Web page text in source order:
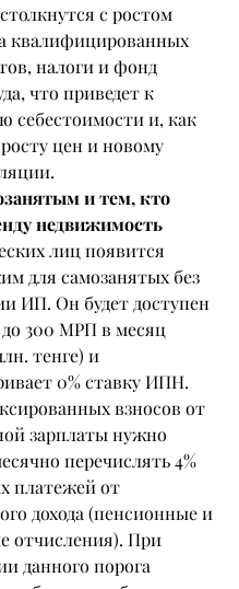
с ростом
квалифицированных
налоги и фонд
что приведет к
себестоимости и, как
цен и новому
и тем, кто
недвижимость
лиц появится
для самозанятых без
ИП. Он будет доступен
до 300 МРП в месяц
тенге) и
0% ставку ИПН.
взносов от
зарплаты нужно
перечислять 4%
платежей от
дохода (пенсионные и
отчисления). При
данного порога